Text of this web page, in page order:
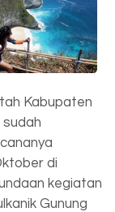
Kabupaten
sudah
di
kegiatan
Gunung